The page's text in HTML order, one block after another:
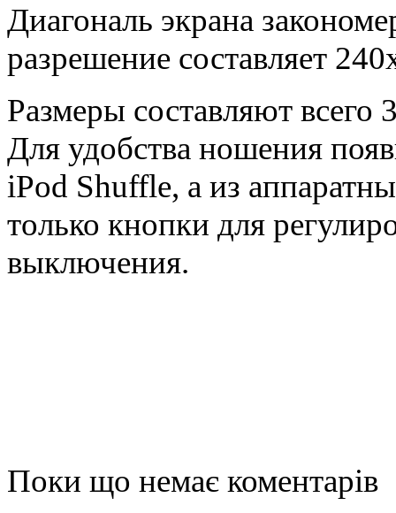
Диагональ экрана
разрешение составляет
Размеры составляют
Для удобства ношения
iPod Shuffle, а из
только кнопки для
выключения.
Поки що немає коментарів